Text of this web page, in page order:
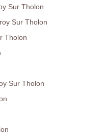
Sur Tholon
Sur Tholon
Tholon
Sur Tholon